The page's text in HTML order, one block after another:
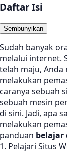
Daftar Isi
Sembunyikan
Sudah banyak
melalui internet.
telah maju,
melakukan
caranya sebuah
sebuah mesin
di sini. Jadi, apa
melakukan
panduan
1. Pelajari Situs